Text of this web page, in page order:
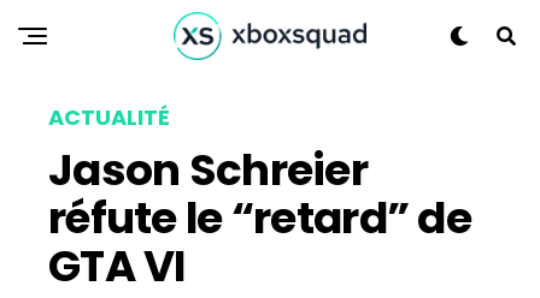
ACTUALITÉ
Jason Schreier
réfute le “retard” de
GTA VI